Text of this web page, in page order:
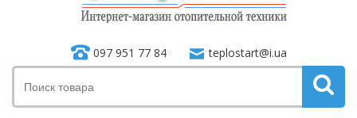
097 951 77 84 teplostart@i.ua